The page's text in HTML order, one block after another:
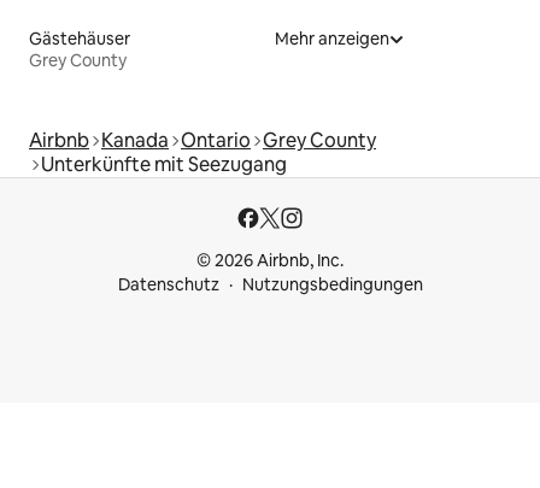
Gästehäuser
Grey County
Mehr anzeigen
Airbnb Kanada Ontario Grey County
Unterkünfte mit Seezugang
© 2026 Airbnb, Inc.
Datenschutz
Nutzungsbedingungen